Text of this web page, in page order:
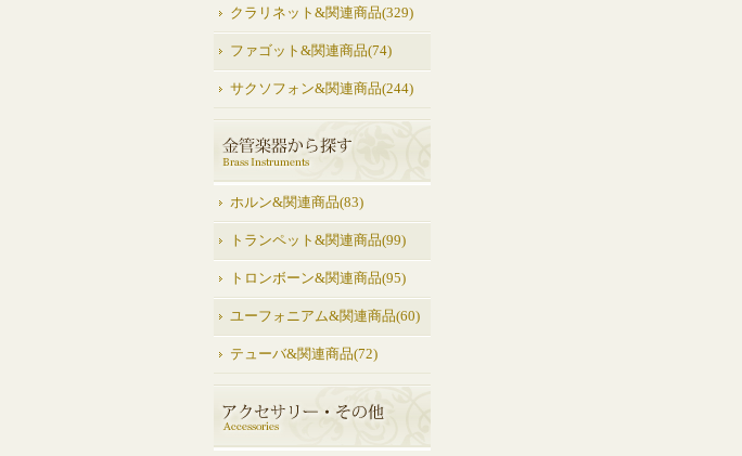
クラリネット&関連商品(329)
ファゴット&関連商品(74)
サクソフォン&関連商品(244)
ホルン&関連商品(83)
トランペット&関連商品(99)
トロンボーン&関連商品(95)
ユーフォニアム&関連商品(60)
テューバ&関連商品(72)